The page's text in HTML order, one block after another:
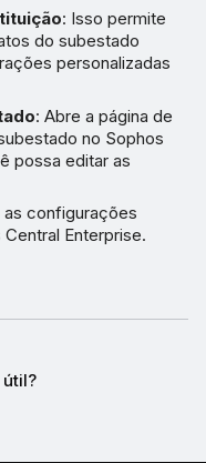
: Isso permite
do subestado
personalizadas
: Abre a página de
no Sophos
possa editar as
as configurações
Enterprise.